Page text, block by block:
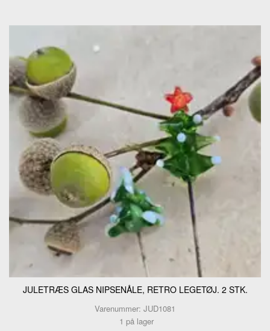
JULETRÆS GLAS NIPSENÅLE, RETRO LEGETØJ. 2 STK.
Varenummer: JUD1081
1 på lager